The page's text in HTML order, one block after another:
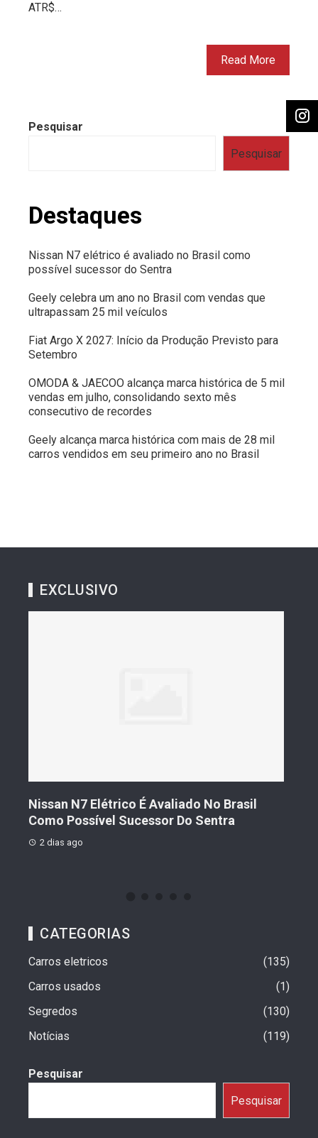
ATR$…
Read More
Pesquisar
Pesquisar
Destaques
Nissan N7 elétrico é avaliado no Brasil como
possível sucessor do Sentra
Geely celebra um ano no Brasil com vendas que
ultrapassam 25 mil veículos
Fiat Argo X 2027: Início da Produção Previsto para
Setembro
OMODA & JAECOO alcança marca histórica de 5 mil
vendas em julho, consolidando sexto mês
consecutivo de recordes
Geely alcança marca histórica com mais de 28 mil
carros vendidos em seu primeiro ano no Brasil
EXCLUSIVO
Nissan N7 Elétrico É Avaliado No Brasil
Como Possível Sucessor Do Sentra
2 dias ago
CATEGORIAS
Carros eletricos
135
Carros usados
1
Segredos
130
Notícias
119
Pesquisar
Pesquisar